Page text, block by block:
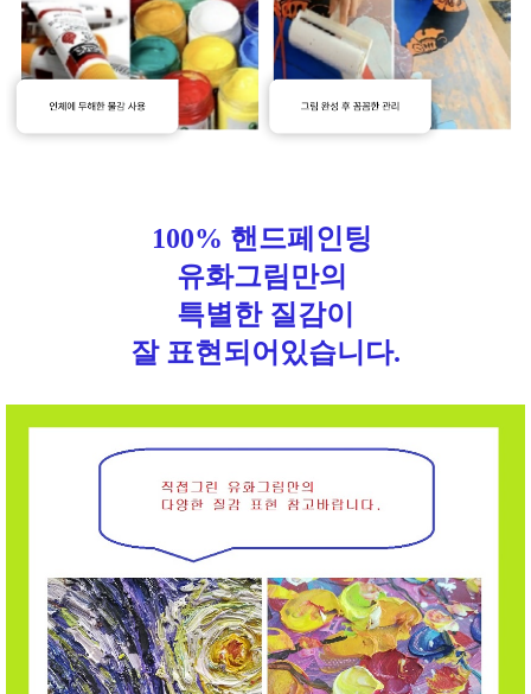
100% 핸드페인팅
유화그림만의
특별한 질감이
잘 표현되어있습니다.